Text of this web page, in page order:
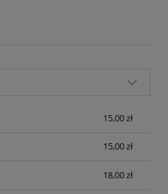
kosztów płatności
15,00 zł
15,00 zł
18,00 zł